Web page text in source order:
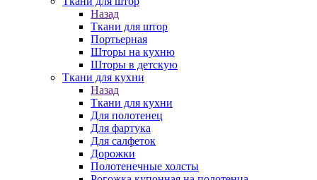
Назад
Ткани для штор
Портьерная
Шторы на кухню
Шторы в детскую
Ткани для кухни
Назад
Ткани для кухни
Для полотенец
Для фартука
Для салфеток
Дорожки
Полотенечные холсты